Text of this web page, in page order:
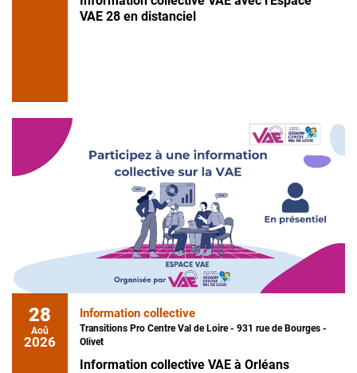
VAE 28 en distanciel
28
Aoû
2026
Information collective
Transitions Pro Centre Val de Loire - 931 rue de Bourges -
Olivet
Information collective VAE à Orléans